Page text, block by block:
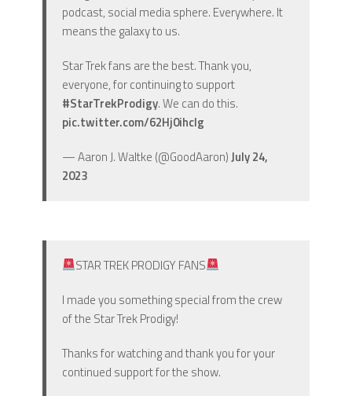
podcast, social media sphere. Everywhere. It
means the galaxy to us.
Star Trek fans are the best. Thank you,
everyone, for continuing to support
#StarTrekProdigy. We can do this.
pic.twitter.com/62Hj0ihclg
— Aaron J. Waltke (@GoodAaron)July 24,
2023
STAR TREK PRODIGY FANS
I made you something special from the crew
of the Star Trek Prodigy!
Thanks for watching and thank you for your
continued support for the show.